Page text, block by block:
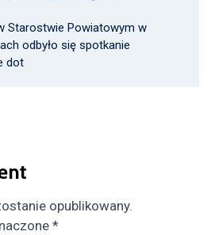
Starostwie Powiatowym w
odbyło się spotkanie
dot
opublikowany.
*